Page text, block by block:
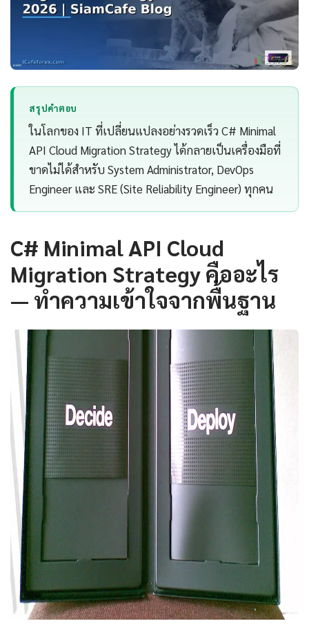
สรุปคำตอบ
ในโลกของ IT ที่เปลี่ยนแปลงอย่างรวดเร็ว C# Minimal
API Cloud Migration Strategy ได้กลายเป็นเครื่องมือที่
ขาดไม่ได้สำหรับ System Administrator, DevOps
Engineer และ SRE (Site Reliability Engineer) ทุกคน
C# Minimal API Cloud
Migration Strategy คืออะไร
— ทำความเข้าใจจากพื้นฐาน